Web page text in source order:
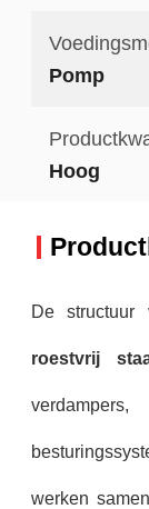
Pomp
Hoog
De structuur
roestvrij
werken